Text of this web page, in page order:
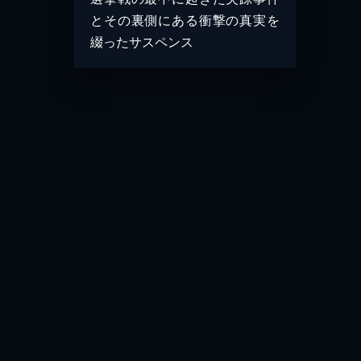
とその裏側にある衝撃の真実を
綴ったサスペンス